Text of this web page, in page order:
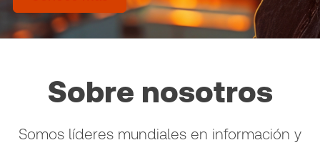
Sobre nosotros
Somos líderes mundiales en información y